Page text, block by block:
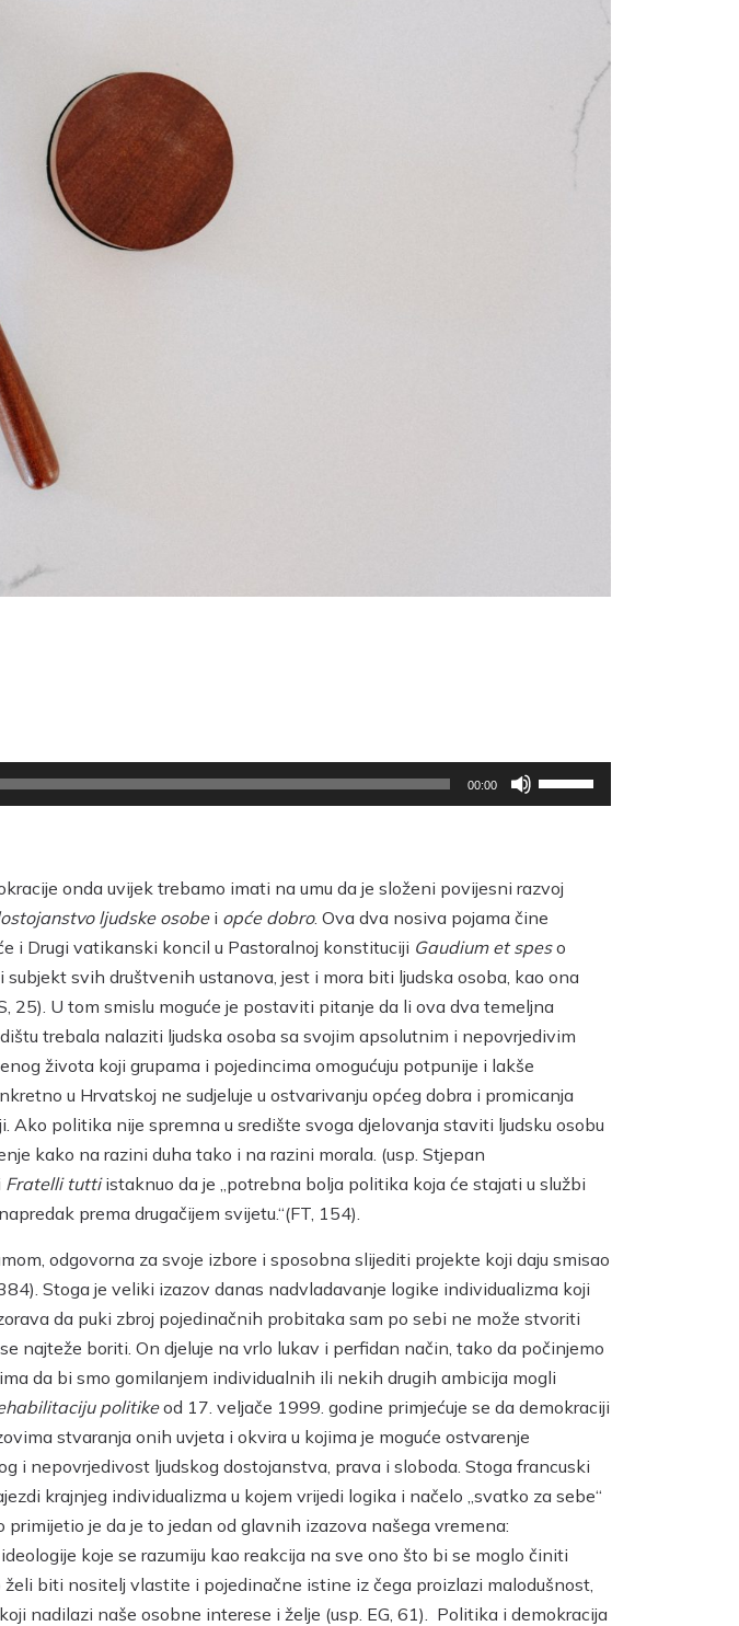
00:00
tipke
kako
biste
pojačali
ili
onda uvijek trebamo imati na umu da je složeni povijesni razvoj
ljudske osobei opće dobro. Ova dva nosiva pojama čine
i Drugi vatikanski koncil u Pastoralnoj konstituciji Gaudium et speso
svih društvenih ustanova, jest i mora biti ljudska osoba, kao ona
25). U tom smislu moguće je postaviti pitanje da li ova dva temeljna
trebala nalaziti ljudska osoba sa svojim apsolutnim i nepovrjedivim
života koji grupama i pojedincima omogućuju potpunije i lakše
u Hrvatskoj ne sudjeluje u ostvarivanju općeg dobra i promicanja
politika nije spremna u središte svoga djelovanja staviti ljudsku osobu
kako na razini duha tako i na razini morala. (usp. Stjepan
Fratelli tuttiistaknuo da je „potrebna bolja politika koja će stajati u službi
prema drugačijem svijetu.“(FT, 154).
odgovorna za svoje izbore i sposobna slijediti projekte koji daju smisao
Stoga je veliki izazov danas nadvladavanje logike individualizma koji
da puki zbroj pojedinačnih probitaka sam po sebi ne može stvoriti
najteže boriti. On djeluje na vrlo lukav i perfidan način, tako da počinjemo
da bi smo gomilanjem individualnih ili nekih drugih ambicija mogli
politikeod 17. veljače 1999. godine primjećuje se da demokraciji
stvaranja onih uvjeta i okvira u kojima je moguće ostvarenje
i nepovrjedivost ljudskog dostojanstva, prava i sloboda. Stoga francuski
krajnjeg individualizma u kojem vrijedi logika i načelo „svatko za sebe“
je da je to jedan od glavnih izazova našega vremena:
koje se razumiju kao reakcija na sve ono što bi se moglo činiti
biti nositelj vlastite i pojedinačne istine iz čega proizlazi malodušnost,
nadilazi naše osobne interese i želje (usp. EG, 61). Politika i demokracija